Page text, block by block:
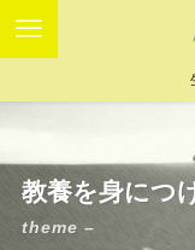
教養を身につ
theme –